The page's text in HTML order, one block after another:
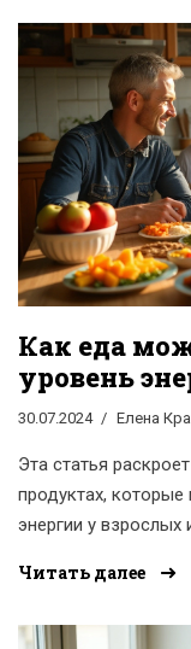
Как еда
уровень
детей
30.07.2024 Елена
Эта статья
продуктах,
энергии у взрослых
активность на
Читать далее